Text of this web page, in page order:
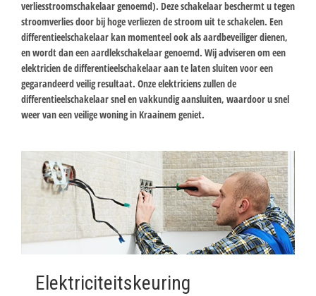
verliesstroomschakelaar genoemd). Deze schakelaar beschermt u tegen
stroomverlies door bij hoge verliezen de stroom uit te schakelen. Een
differentieelschakelaar kan momenteel ook als aardbeveiliger dienen,
en wordt dan een aardlekschakelaar genoemd. Wij adviseren om een
elektricien de differentieelschakelaar aan te laten sluiten voor een
gegarandeerd veilig resultaat. Onze elektriciens zullen de
differentieelschakelaar snel en vakkundig aansluiten, waardoor u snel
weer van een veilige woning in Kraainem geniet.
Elektriciteitskeuring